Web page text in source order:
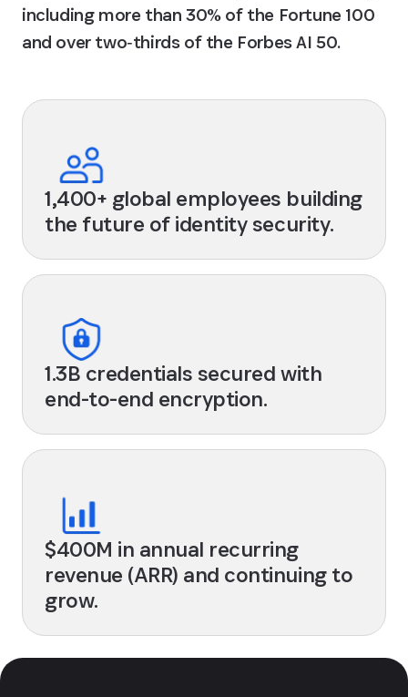
including more than 30% of the Fortune 100
and over two‑thirds of the Forbes AI 50.
1,400+ global employees building
the future of identity security.
1.3B credentials secured with
end-to-end encryption.
$400M in annual recurring
revenue (ARR) and continuing to
grow.